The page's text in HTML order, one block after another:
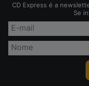
CD Express é a
Se